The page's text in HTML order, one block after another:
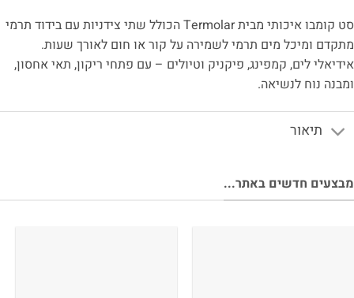
סט קומבו איכותי מבית Termolar הכולל שתי צידניות עם בידוד תרמי
ומיכל מים תרמי לשמירה על קור או חום לאורך שעות.
לים, קמפינג, פיקניק וטיולים – עם פתחי ריקון, תאי אחסון,
נוח לנשיאה.
תיאור
חדשים באתר...